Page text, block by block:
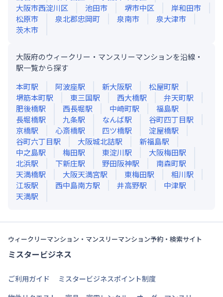
大阪市西淀川区
池田市 堺市中区
岸和田市
松原市
泉北郡忠岡町 泉南市
泉大津市
茨木市
大阪府のウィークリー・マンスリーマンションを沿線・
駅一覧から探す
本町駅 阿波座駅 新大阪駅 松屋町駅
堺筋本町駅 東三国駅 西大橋駅 弁天町駅
肥後橋駅 西長堀駅 中崎町駅 福島駅
長堀橋駅 九条駅 なんば駅 谷町四丁目駅
京橋駅 心斎橋駅 四ツ橋駅 淀屋橋駅
谷町六丁目駅 大阪城北詰駅 新福島駅
中之島駅 梅田駅 東淀川駅 大阪梅田駅
北浜駅 下新庄駅 野田阪神駅 南森町駅
天満橋駅 大阪天満宮駅 東梅田駅 相川駅
江坂駅 西中島南方駅 井高野駅 中津駅
天満駅
ウィークリーマンション・マンスリーマンション予約・検索サイト
ミスタービジネス
ご利用ガイド
ミスタービジネスポイント制度